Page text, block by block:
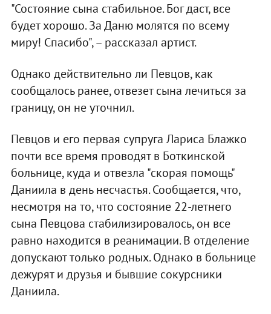
"Состояние сына стабильное. Бог даст, все
будет хорошо. За Даню молятся по всему
миру! Спасибо", – рассказал артист.
Однако действительно ли Певцов, как
сообщалось ранее, отвезет сына лечиться за
границу, он не уточнил.
Певцов и его первая супруга Лариса Блажко
почти все время проводят в Боткинской
больнице, куда и отвезла "скорая помощь"
Даниила в день несчастья. Сообщается, что,
несмотря на то, что состояние 22-летнего
сына Певцова стабилизировалось, он все
равно находится в реанимации. В отделение
допускают только родных. Однако в больнице
дежурят и друзья и бывшие сокурсники
Даниила.